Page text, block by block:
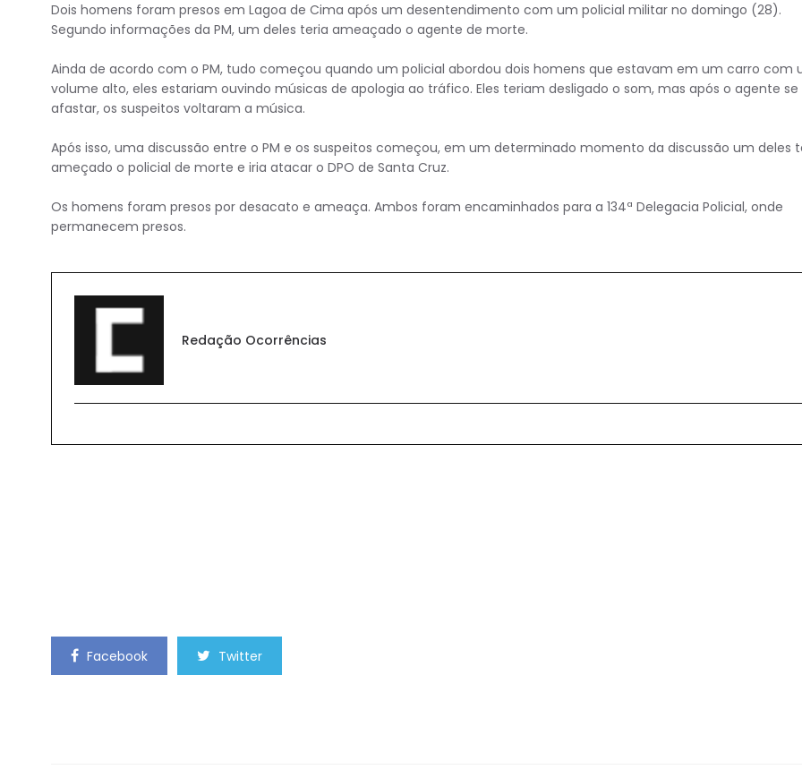
Dois homens foram presos em Lagoa de Cima após um desentendimento com um policial militar no domingo (28).
Segundo informações da PM, um deles teria ameaçado o agente de morte.
Ainda de acordo com o PM, tudo começou quando um policial abordou dois homens que estavam em um carro com
volume alto, eles estariam ouvindo músicas de apologia ao tráfico. Eles teriam desligado o som, mas após o agente se
afastar, os suspeitos voltaram a música.
Após isso, uma discussão entre o PM e os suspeitos começou, em um determinado momento da discussão um deles
ameçado o policial de morte e iria atacar o DPO de Santa Cruz.
Os homens foram presos por desacato e ameaça. Ambos foram encaminhados para a 134ª Delegacia Policial, onde
permanecem presos.
Redação Ocorrências
Facebook Twitter